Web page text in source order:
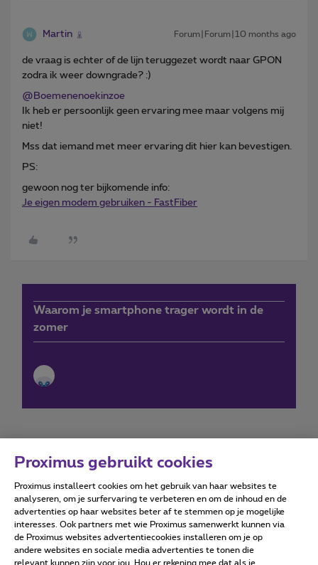
Martin Forum|Forum|10 months ago
de vraag is echter of de lijn teruggezet wordt naar GPON
zodra ik weer downgrade? :)
@Boemenenoekinzoe
Ik heb er persoonlijk geen ervaring mee maar volgens mij
niet!
Mss dat iemand met meer ervaring dit hier kan bevestigen.
PS:
gewoon nog ter bijkomende info:
Je eigen modem gebruiken - FastFiber
Waarom je smartphone trager wordt in de
zomer
Forumvoorwaarden Accessibility statement
Proximus gebruikt cookies
Proximus installeert cookies om het gebruik van haar websites te
analyseren, om je surfervaring te verbeteren en om de inhoud en de
advertenties op haar websites beter af te stemmen op je mogelijke
interesses. Ook partners met wie Proximus samenwerkt kunnen via
de Proximus websites advertentiecookies installeren om je op
andere websites en sociale media advertenties te tonen die
relevant kunnen zijn voor jou. Hou er rekening mee dat als je